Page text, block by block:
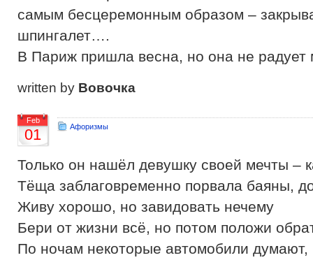
самым бесцеремонным образом –
шпингалет….
В Париж пришла весна, но она не радует
written by Вовочка
Feb
01 Афоризмы
Только он нашёл девушку своей мечты –
Тёща заблаговременно порвала баяны,
Живу хорошо, но завидовать нечему
Бери от жизни всё, но потом положи
По ночам некоторые автомобили думают,